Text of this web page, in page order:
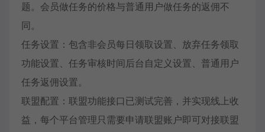
题。会员做任务的价格与普通用户做任务的返佣不
同。
任务设置：包含非会员每日领取设置、放弃任务领取
功能设置、任务审核时间后台自定义设置、普通用户
任务返佣设置。
联盟配置：联盟功能接口已测试完善，并实现线上收
益，每个平台管理只需要申请联盟账户即可对接联盟